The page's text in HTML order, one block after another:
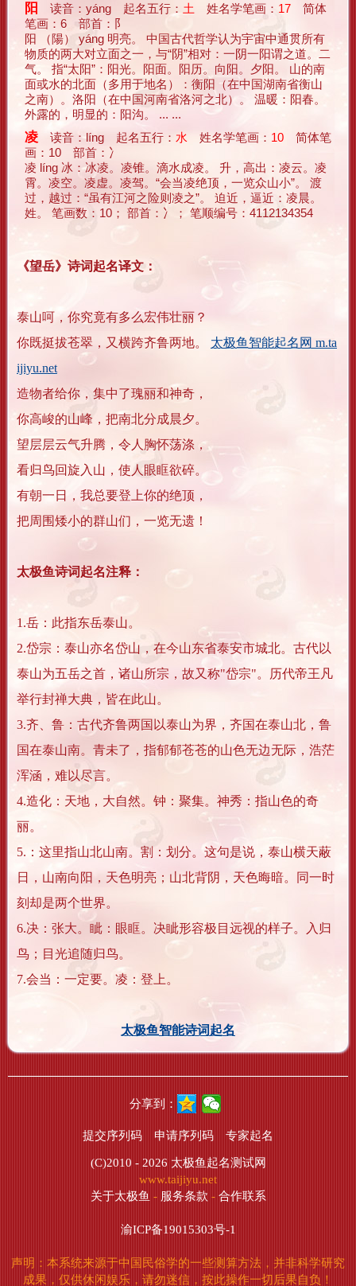
阳 读音：yáng 起名五行： 土 姓名学笔画： 17 简体
笔画：6 部首：阝
阳 （陽） yáng 明亮。 中国古代哲学认为宇宙中通贯所有
物质的两大对立面之一，与“阴”相对：一阴一阳谓之道。二
气。 指“太阳”：阳光。阳面。阳历。向阳。夕阳。 山的南
面或水的北面（多用于地名）：衡阳（在中国湖南省衡山
之南）。洛阳（在中国河南省洛河之北）。 温暖：阳春。
外露的，明显的：阳沟。 ... ...
凌 读音：líng 起名五行： 水 姓名学笔画： 10 简体笔
画：10 部首：冫
凌 líng 冰：冰凌。凌锥。滴水成凌。 升，高出：凌云。凌
霄。凌空。凌虚。凌驾。“会当凌绝顶，一览众山小”。 渡
过，越过：“虽有江河之险则凌之”。 迫近，逼近：凌晨。
姓。 笔画数：10； 部首：冫； 笔顺编号：4112134354
《望岳》诗词起名译文：
泰山呵，你究竟有多么宏伟壮丽？
你既挺拔苍翠，又横跨齐鲁两地。 太极鱼智能起名网 m.ta
ijiyu.net
造物者给你，集中了瑰丽和神奇，
你高峻的山峰，把南北分成晨夕。
望层层云气升腾，令人胸怀荡涤，
看归鸟回旋入山，使人眼眶欲碎。
有朝一日，我总要登上你的绝顶，
把周围矮小的群山们，一览无遗！
太极鱼诗词起名注释：
1.岳：此指东岳泰山。
2.岱宗：泰山亦名岱山，在今山东省泰安市城北。古代以
泰山为五岳之首，诸山所宗，故又称"岱宗"。历代帝王凡
举行封禅大典，皆在此山。
3.齐、鲁：古代齐鲁两国以泰山为界，齐国在泰山北，鲁
国在泰山南。青未了，指郁郁苍苍的山色无边无际，浩茫
浑涵，难以尽言。
4.造化：天地，大自然。钟：聚集。神秀：指山色的奇
丽。
5.：这里指山北山南。割：划分。这句是说，泰山横天蔽
日，山南向阳，天色明亮；山北背阴，天色晦暗。同一时
刻却是两个世界。
6.决：张大。眦：眼眶。决眦形容极目远视的样子。入归
鸟；目光追随归鸟。
7.会当：一定要。凌：登上。
太极鱼智能诗词起名
分享到：
提交序列码 申请序列码 专家起名
(C)2010 - 2026 太极鱼起名测试网
www.taijiyu.net
关于太极鱼 - 服务条款 - 合作联系
渝ICP备19015303号-1
声明：本系统来源于中国民俗学的一些测算方法，并非科学研究
成果，仅供休闲娱乐，请勿迷信，按此操作一切后果自负！